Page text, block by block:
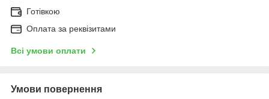
Готівкою
Оплата за реквізитами
Всі умови оплати
Умови повернення